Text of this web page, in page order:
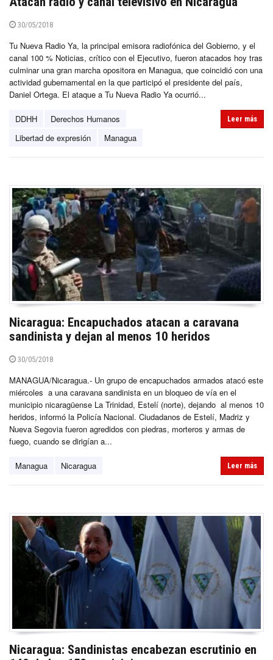
30/05/2018
Tu Nueva Radio Ya, la principal emisora radiofónica del Gobierno, y el
canal 100 % Noticias, crítico con el Ejecutivo, fueron atacados hoy tras
culminar una gran marcha opositora en Managua, que coincidió con una
actividad gubernamental en la que participó el presidente del país,
Daniel Ortega. El ataque a Tu Nueva Radio Ya ocurrió...
DDHH
Derechos Humanos
Libertad de expresión
Managua
Leer más
Nicaragua: Encapuchados atacan a caravana
sandinista y dejan al menos 10 heridos
30/05/2018
MANAGUA/Nicaragua.- Un grupo de encapuchados armados atacó este
miércoles a una caravana sandinista en un bloqueo de vía en el
municipio nicaragüense La Trinidad, Estelí (norte), dejando al menos 10
heridos, informó la Policía Nacional. Ciudadanos de Estelí, Madriz y
Nueva Segovia fueron agredidos con piedras, morteros y armas de
fuego, cuando se dirigían a...
Managua Nicaragua Leer más
Nicaragua: Sandinistas encabezan escrutinio en